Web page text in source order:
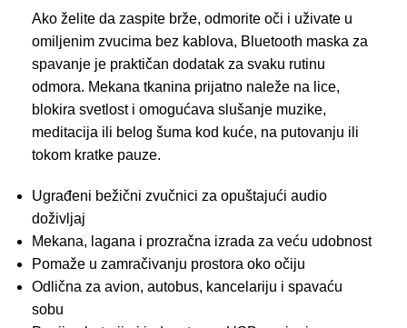
Ako želite da zaspite brže, odmorite oči i uživate u
omiljenim zvucima bez kablova, Bluetooth maska za
spavanje je praktičan dodatak za svaku rutinu
odmora. Mekana tkanina prijatno naleže na lice,
blokira svetlost i omogućava slušanje muzike,
meditacija ili belog šuma kod kuće, na putovanju ili
tokom kratke pauze.
Ugrađeni bežični zvučnici za opuštajući audio
doživljaj
Mekana, lagana i prozračna izrada za veću udobnost
Pomaže u zamračivanju prostora oko očiju
Odlična za avion, autobus, kancelariju i spavaću
sobu